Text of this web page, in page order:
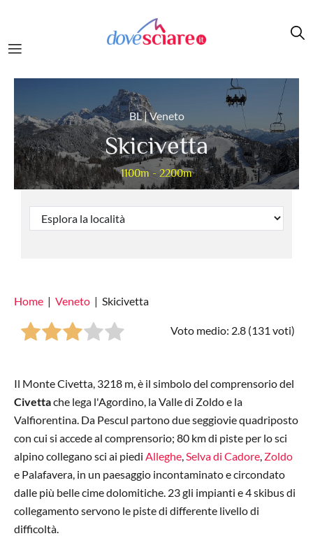
BL | Veneto
Skicivetta
1100m - 2200m
Home Veneto Skicivetta
Voto medio: 2.8 (131 voti)
Il Monte Civetta, 3218 m, è il simbolo del comprensorio del
Civettache lega l'Agordino, la Valle di Zoldo e la
Valfiorentina. Da Pescul partono due seggiovie quadriposto
con cui si accede al comprensorio; 80 km di piste per lo sci
alpino collegano sci ai piedi Alleghe,Selva di Cadore, Zoldo
e Palafavera, in un paesaggio incontaminato e circondato
dalle più belle cime dolomitiche. 23 gli impianti e 4 skibus di
collegamento servono le piste di differente livello di
difficoltà.